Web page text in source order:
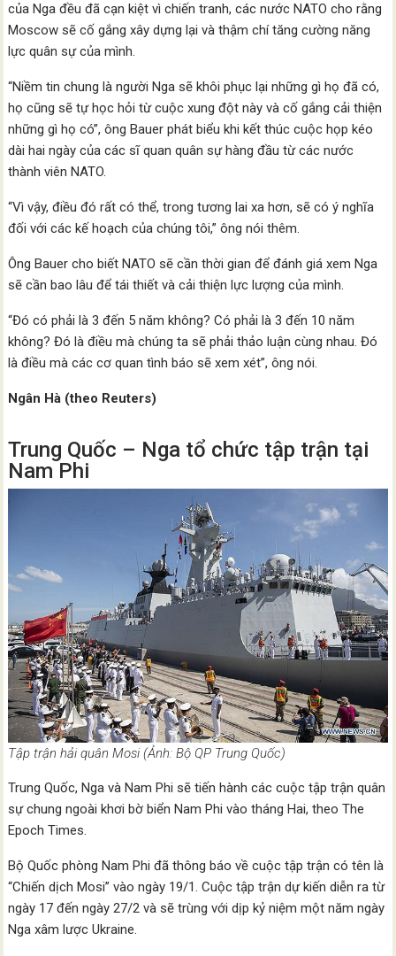
của Nga đều đã cạn kiệt vì chiến tranh, các nước NATO cho rằng
Moscow sẽ cố gắng xây dựng lại và thậm chí tăng cường năng
lực quân sự của mình.
“Niềm tin chung là người Nga sẽ khôi phục lại những gì họ đã có,
họ cũng sẽ tự học hỏi từ cuộc xung đột này và cố gắng cải thiện
những gì họ có”, ông Bauer phát biểu khi kết thúc cuộc họp kéo
dài hai ngày của các sĩ quan quân sự hàng đầu từ các nước
thành viên NATO.
“Vì vậy, điều đó rất có thể, trong tương lai xa hơn, sẽ có ý nghĩa
đối với các kế hoạch của chúng tôi,” ông nói thêm.
Ông Bauer cho biết NATO sẽ cần thời gian để đánh giá xem Nga
sẽ cần bao lâu để tái thiết và cải thiện lực lượng của mình.
“Đó có phải là 3 đến 5 năm không? Có phải là 3 đến 10 năm
không? Đó là điều mà chúng ta sẽ phải thảo luận cùng nhau. Đó
là điều mà các cơ quan tình báo sẽ xem xét”, ông nói.
Ngân Hà (theo Reuters)
Trung Quốc – Nga tổ chức tập trận tại
Nam Phi
Tập trận hải quân Mosi (Ảnh: Bộ QP Trung Quốc)
Trung Quốc, Nga và Nam Phi sẽ tiến hành các cuộc tập trận quân
sự chung ngoài khơi bờ biển Nam Phi vào tháng Hai, theo The
Epoch Times.
Bộ Quốc phòng Nam Phi đã thông báo về cuộc tập trận có tên là
“Chiến dịch Mosi” vào ngày 19/1. Cuộc tập trận dự kiến diễn ra từ
ngày 17 đến ngày 27/2 và sẽ trùng với dịp kỷ niệm một năm ngày
Nga xâm lược Ukraine.